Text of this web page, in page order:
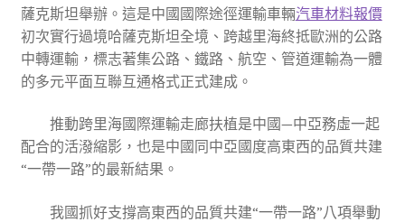
薩克斯坦舉辦。這是中國國際途徑運輸車輛汽車材料報價
初次實行過境哈薩克斯坦全境、跨越里海終抵歐洲的公路
中轉運輸，標志著集公路、鐵路、航空、管道運輸為一體
的多元平面互聯互通格式正式建成。
推動跨里海國際運輸走廊扶植是中國—中亞務虛一起
配合的活潑縮影，也是中國同中亞國度高東西的品質共建
“一帶一路”的最新結果。
我國抓好支撐高東西的品質共建“一帶一路”八項舉動